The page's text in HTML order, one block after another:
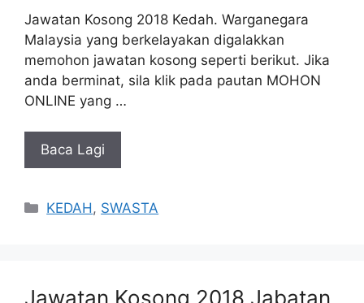
Jawatan Kosong 2018 Kedah. Warganegara
Malaysia yang berkelayakan digalakkan
memohon jawatan kosong seperti berikut. Jika
anda berminat, sila klik pada pautan MOHON
ONLINE yang …
Baca Lagi
Categories
KEDAH, SWASTA
Jawatan Kosong 2018 Jabatan